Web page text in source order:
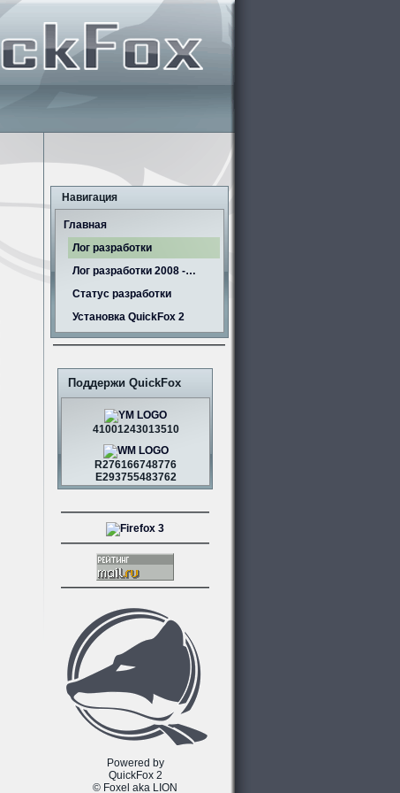
Навигация
Главная
Лог разработки
Лог разработки 2008 -…
Статус разработки
Установка QuickFox 2
Поддержи QuickFox
41001243013510
R276166748776
E293755483762
Powered by
QuickFox 2
© Foxel aka LION